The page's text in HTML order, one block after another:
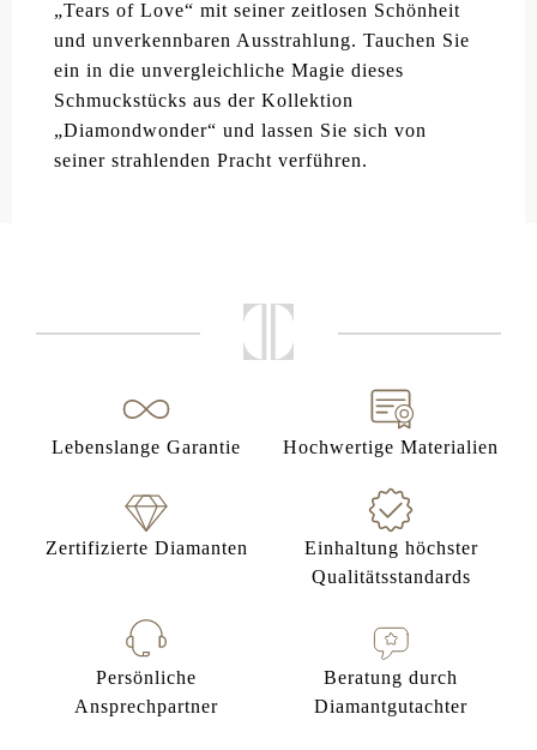
„Tears of Love“ mit seiner zeitlosen Schönheit
und unverkennbaren Ausstrahlung. Tauchen Sie
ein in die unvergleichliche Magie dieses
Schmuckstücks aus der Kollektion
„Diamondwonder“ und lassen Sie sich von
seiner strahlenden Pracht verführen.
Lebenslange Garantie Hochwertige Materialien
Zertifizierte Diamanten
Einhaltung höchster
Qualitätsstandards
Persönliche
Ansprechpartner
Beratung durch
Diamantgutachter